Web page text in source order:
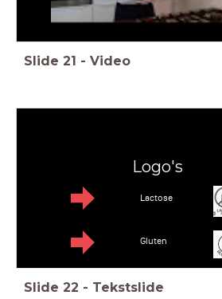
Slide 21 - Video
Logo's
Lactose
Gluten
Slide 22 - Tekstslide